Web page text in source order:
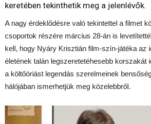
keretében tekinthetik meg a jelenlévők.
A nagy érdeklődésre való tekintettel a filmet
csoportok részére március 28-án is
kell, hogy Nyáry Krisztián film-szín-játéka az
életének talán legszeretetéhesebb korszakát
a költőóriást legendás szerelmeinek
hálójában ismerhetjük meg közelebbről.